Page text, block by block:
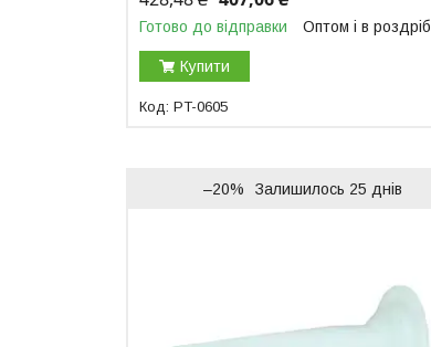
Готово до відправки Оптом і в роздріб
Купити
PT-0605
–20% Залишилось 25 днів